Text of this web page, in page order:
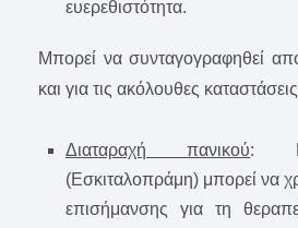
ευερεθιστότητα.
Μπορεί να συνταγογραφηθεί
και για τις ακόλουθες
Διαταραχή πανικού: Η
(Εσκιταλοπράμη) μπορεί να
επισήμανσης για τη